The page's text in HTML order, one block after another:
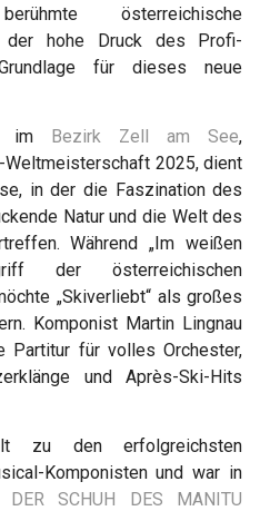
österreichische
der hohe Druck des Profi-
für dieses neue
im Bezirk Zell am See,
2025, dient
in der die Faszination des
Natur und die Welt des
Während „Im weißen
der österreichischen
„Skiverliebt“ als großes
Komponist Martin Lingnau
Partitur für volles Orchester,
und Après-Ski-Hits
zu den erfolgreichsten
Komponisten und war in
DER SCHUH DES MANITU